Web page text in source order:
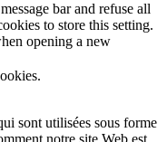
bar and refuse all
to store this setting.
opening a new
sont utilisées sous forme